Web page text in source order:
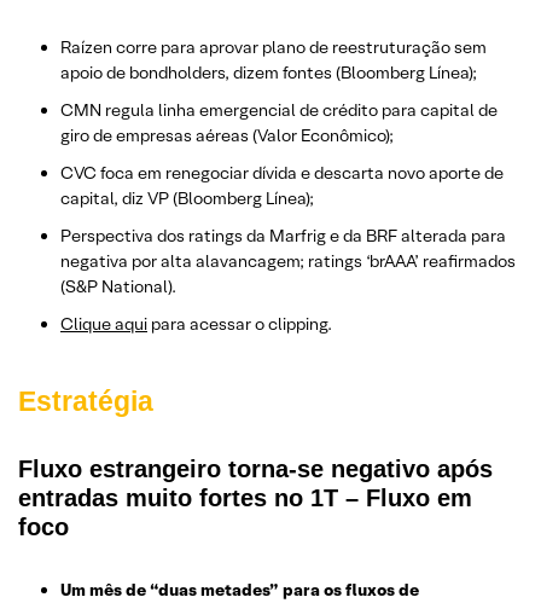
Raízen corre para aprovar plano de reestruturação sem
apoio de bondholders, dizem fontes (Bloomberg Línea);
CMN regula linha emergencial de crédito para capital de
giro de empresas aéreas (Valor Econômico);
CVC foca em renegociar dívida e descarta novo aporte de
capital, diz VP (Bloomberg Línea);
Perspectiva dos ratings da Marfrig e da BRF alterada para
negativa por alta alavancagem; ratings ‘brAAA’ reafirmados
(S&P National).
Clique aqui para acessar o clipping.
Estratégia
Fluxo estrangeiro torna-se negativo após
entradas muito fortes no 1T – Fluxo em
foco
Um mês de “duas metades” para os fluxos de